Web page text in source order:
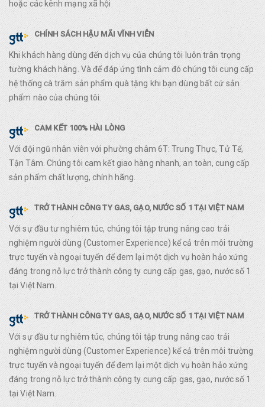
hoặc các kênh mạng xã hội
CHÍNH SÁCH HẬU MÃI VĨNH VIỄN
Khi khách hàng dùng đến dịch vụ của chúng tôi luôn trân trọng
tường khách hàng. Và để đáp ứng tình cảm đó chúng tôi cung cấp
hệ thống cà trăm sản phẩm quà tặng khi bạn dùng bất cứ sản
phẩm nào của chúng tôi.
CAM KẾT 100% HÀI LÒNG
Với đội ngũ nhân viên với phường châm 6T: Trung Thực, Tử Tế,
Tận Tâm. Chúng tôi cam kết giao hàng nhanh, an toàn, cung cấp
sản phẩm chất lượng, chính hãng.
TRỞ THÀNH CÔNG TY GAS, GẠO, NƯỚC SỐ 1 TẠI VIỆT NAM
Với sự đầu tư nghiêm túc, chúng tôi tập trung nâng cao trải
nghiệm người dùng (Customer Experience) kể cả trên môi trường
trực tuyến và ngoại tuyến để đem lại một dịch vụ hoàn hảo xứng
đáng trong nỗ lực trở thành công ty cung cấp gas, gạo, nước số 1
tại Việt Nam.
TRỞ THÀNH CÔNG TY GAS, GẠO, NƯỚC SỐ 1 TẠI VIỆT NAM
Với sự đầu tư nghiêm túc, chúng tôi tập trung nâng cao trải
nghiệm người dùng (Customer Experience) kể cả trên môi trường
trực tuyến và ngoại tuyến để đem lại một dịch vụ hoàn hảo xứng
đáng trong nỗ lực trở thành công ty cung cấp gas, gạo, nước số 1
tại Việt Nam.